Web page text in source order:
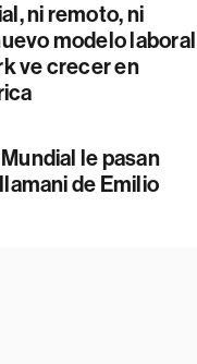
ni remoto, ni
modelo laboral
ve crecer en
le pasan
de Emilio